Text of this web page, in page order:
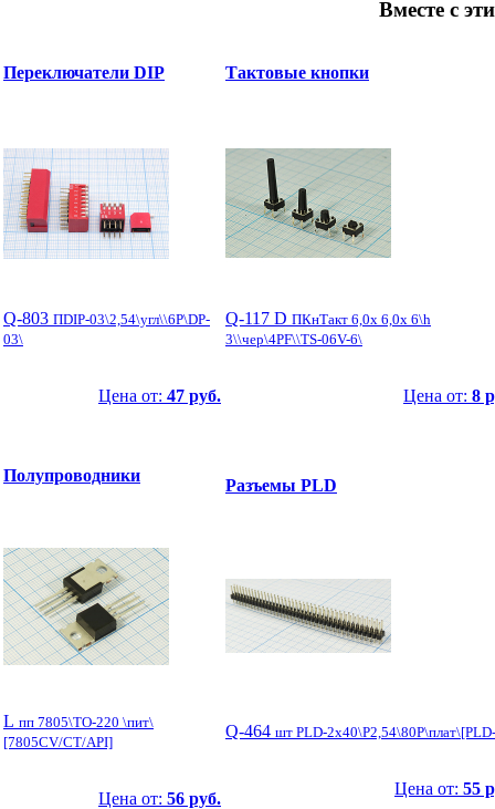
Вместе с
Переключатели DIP
Q-803 ПDIP-03\2,54\угл\\6P\DP-
03\
Цена от: 47 руб.
Тактовые кнопки
Q-117 D ПКнТакт 6,0x 6,0x 6\h
3\\чер\4PF\\TS-06V-6\
Цена от: 8
Полупроводники
L пп 7805\TO-220 \пит\
[7805CV/CT/API]
Цена от: 56 руб.
Разъемы PLD
Q-464 шт PLD-
Цена от: 55